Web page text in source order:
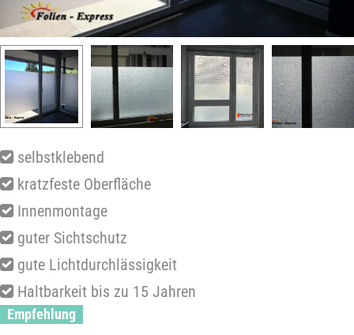
selbstklebend
kratzfeste Oberfläche
Innenmontage
guter Sichtschutz
gute Lichtdurchlässigkeit
Haltbarkeit bis zu 15 Jahren
Empfehlung